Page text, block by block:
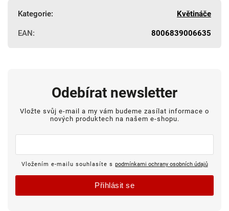
Kategorie: Květináče
EAN: 8006839006635
Odebírat newsletter
Vložte svůj e-mail a my vám budeme zasílat informace o
nových produktech na našem e-shopu.
Vložením e-mailu souhlasíte s podmínkami ochrany osobních údajů
Přihlásit se